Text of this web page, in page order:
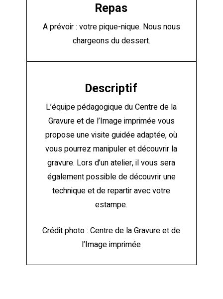
Repas
A prévoir : votre pique-nique. Nous nous
chargeons du dessert.
Descriptif
L’équipe pédagogique du Centre de la
Gravure et de l’Image imprimée vous
propose une visite guidée adaptée, où
vous pourrez manipuler et découvrir la
gravure. Lors d’un atelier, il vous sera
également possible de découvrir une
technique et de repartir avec votre
estampe.
Crédit photo : Centre de la Gravure et de
l’Image imprimée